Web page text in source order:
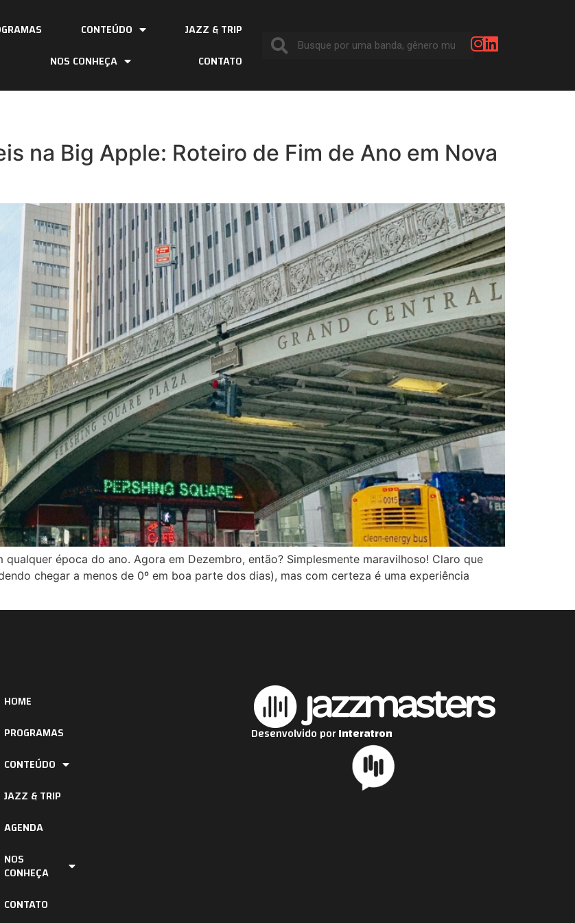
CONTEÚDO
JAZZ & TRIP
NOS CONHEÇA CONTATO
na Big Apple: Roteiro de Fim de Ano em Nova
época do ano. Agora em Dezembro, então? Simplesmente maravilhoso! Claro que
chegar a menos de 0º em boa parte dos dias), mas com certeza é uma experiência
HOME
PROGRAMAS
CONTEÚDO
JAZZ & TRIP
AGENDA
NOS
CONHEÇA
CONTATO
Desenvolvido porInteratron